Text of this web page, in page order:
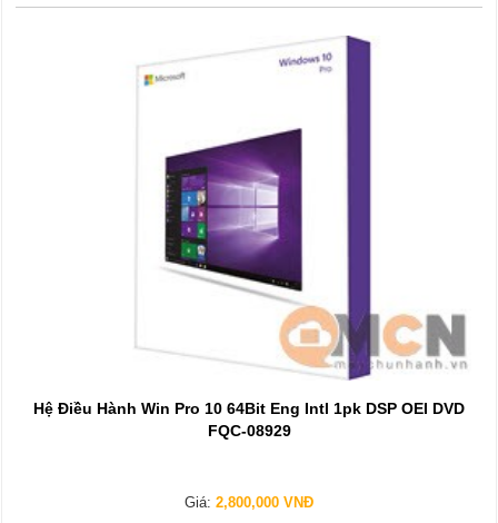
Hệ Điều Hành Win Pro 10 64Bit Eng Intl 1pk DSP OEI DVD
FQC-08929
Giá: 2,800,000 VNĐ